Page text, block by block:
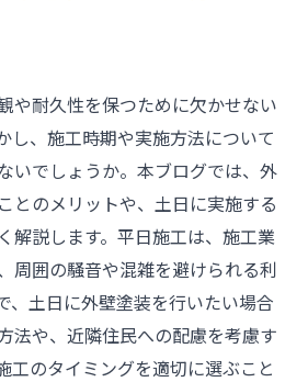
や耐久性を保つために欠かせない
し、施工時期や実施方法について
いでしょうか。本ブログでは、外
とのメリットや、土日に実施する
解説します。平日施工は、施工業
周囲の騒音や混雑を避けられる利
、土日に外壁塗装を行いたい場合
法や、近隣住民への配慮を考慮す
工のタイミングを適切に選ぶこと